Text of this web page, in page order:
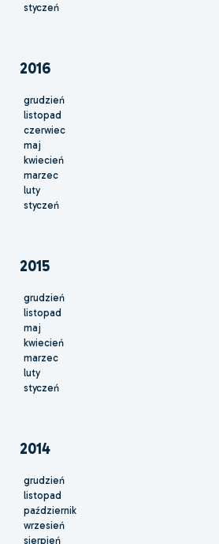
styczeń
2016
grudzień
listopad
czerwiec
maj
kwiecień
marzec
luty
styczeń
2015
grudzień
listopad
maj
kwiecień
marzec
luty
styczeń
2014
grudzień
listopad
październik
wrzesień
sierpień